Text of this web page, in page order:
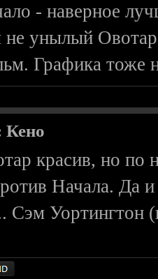
- наверное
не унылый
Графика тоже
Кено
красив, но по
Начала. Да
Сэм Уортингтон